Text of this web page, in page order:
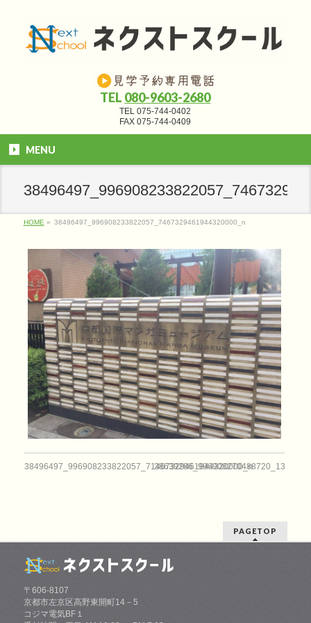
TEL 080-9603-2680
TEL 075-744-0402
FAX 075-744-0409
MENU
HOME » 38496497_996908233822057_7467329461944320000_n
38496497_996908233822057_71467329461944320000_n
PAGETOP
〒606-8107
京都市左京区高野東開町14－5
コジマ電気BF１